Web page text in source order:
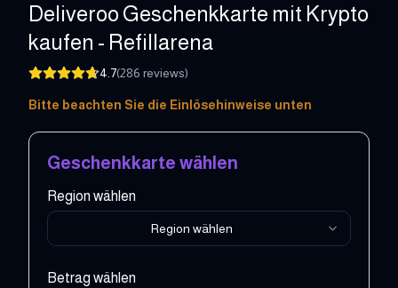
Deliveroo Geschenkkarte mit Krypto
kaufen - Refillarena
4.7(286 reviews)
5 - 150 GBP
Bitte beachten Sie die Einlösehinweise unten
Geschenkkarte wählen
Region wählen
Region wählen
Betrag wählen